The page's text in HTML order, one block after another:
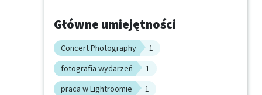
Główne umiejętności
Concert Photography
1
fotografia wydarzeń
1
praca w Lightroomie
1